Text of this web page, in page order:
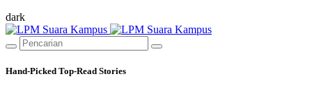
dark
Hand-Picked Top-Read Stories